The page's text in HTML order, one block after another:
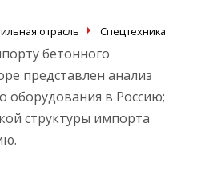
отрасль Спецтехника
бетонного
представлен анализ
оборудования в Россию;
структуры импорта